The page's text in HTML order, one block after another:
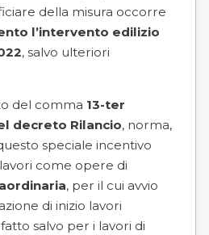
della misura occorre
l’intervento edilizio
, salvo ulteriori
del comma 13-ter
decreto Rilancio, norma,
speciale incentivo
come opere di
, per il cui avvio
di inizio lavori
salvo per i lavori di